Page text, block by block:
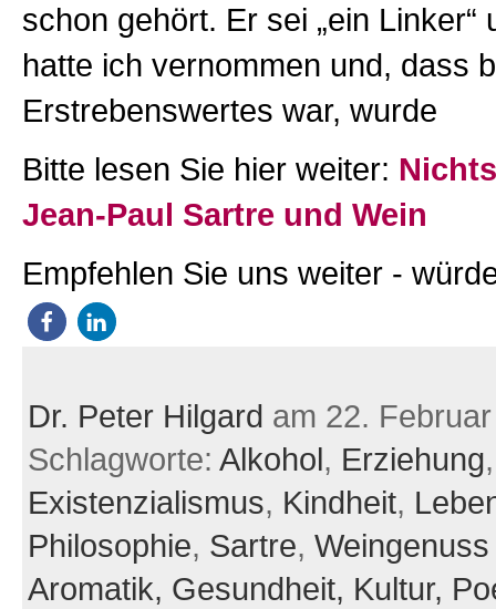
schon gehört. Er sei „ein Linker“
hatte ich vernommen und, dass
Erstrebenswertes war, wurde
Bitte lesen Sie hier weiter:
Jean-Paul Sartre und Wein
Empfehlen Sie uns weiter -
Dr. Peter Hilgard am 22.
Schlagworte: Alkohol, Erziehung,
Existenzialismus, Kindheit,
Philosophie, Sartre, Weingenuss
Aromatik, Gesundheit, Kultur,